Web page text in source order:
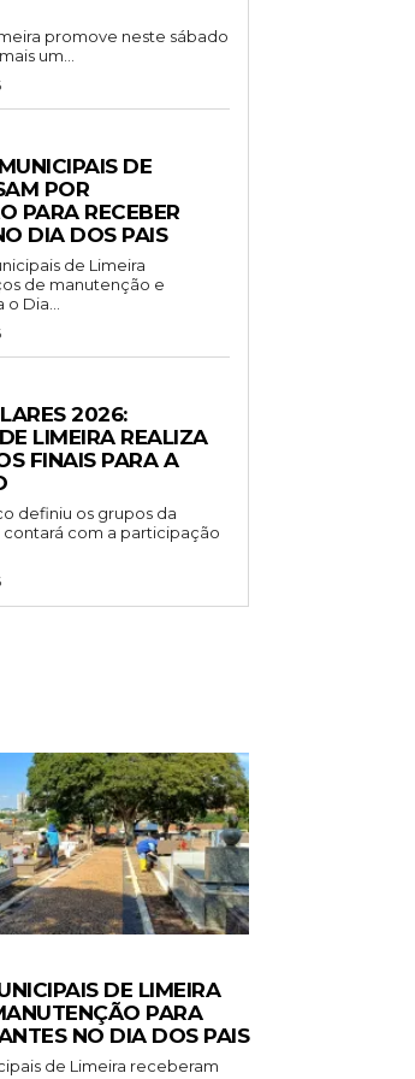
promove neste sábado
um...
DE
POR
PARA RECEBER
DIA DOS PAIS
de Limeira
de manutenção e
Dia...
2026:
LIMEIRA REALIZA
FINAIS PARA A
definiu os grupos da
com a participação
DE LIMEIRA
PARA
NO DIA DOS PAIS
de Limeira receberam